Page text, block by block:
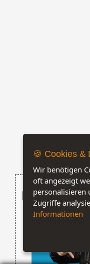
🍪 Cookies &
Wir benötigen
oft angezeigt
personalisieren
Zugriffe
Informationen